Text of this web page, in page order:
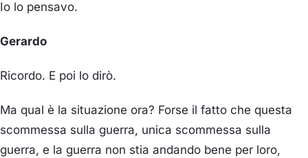
Io lo pensavo.
Gerardo
Ricordo. E poi lo dirò.
Ma qual è la situazione ora? Forse il fatto che questa
scommessa sulla guerra, unica scommessa sulla
guerra, e la guerra non stia andando bene per loro,